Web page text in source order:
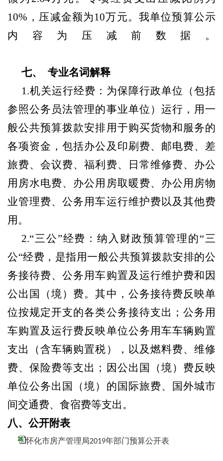
10%，压减金额为10万元。我单位预算公示
内容为压减前数据。
七、
专业名词解释
1.机关运行经费：为保障行政单位（包括
参照公务员法管理的事业单位）运行，用一
般公共预算拨款安排用于购买货物和服务的
各项资金，包括办公及印刷费、邮电费、差
旅费、会议费、福利费、日常维修费、办公
用房水电费、办公用房取暖费、办公用房物
业管理费、公务用车运行维护费以及其他费
用。
2.“三公”经费：纳入财政预算管理的“三
公“经费，是指用一般公共预算拨款安排的公
务接待费、公务用车购置及运行维护费和因
公出国（境）费。其中，公务接待费反映单
位按规定开支的各类公务接待支出；公务用
车购置及运行费反映单位公务用车车辆购置
支出（含车辆购置税），以及燃料费、维修
费、保险费等支出；因公出国（境）费反映
单位公务出国（境）的国际旅费、国外城市
间交通费、食宿费等支出。
八、 公开附表
怀化市房产管理局2019年部门预算公开表